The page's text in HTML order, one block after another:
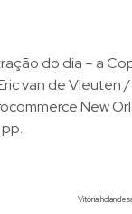
do dia – a
van de Vleuten
New
Vitória